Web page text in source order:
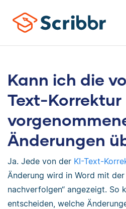
Kann ich die
Text-Korrektur
Änderungen
Ja. Jede von der KI-Text-
Änderung wird in Word mit der
nachverfolgen“ angezeigt. So
entscheiden, welche